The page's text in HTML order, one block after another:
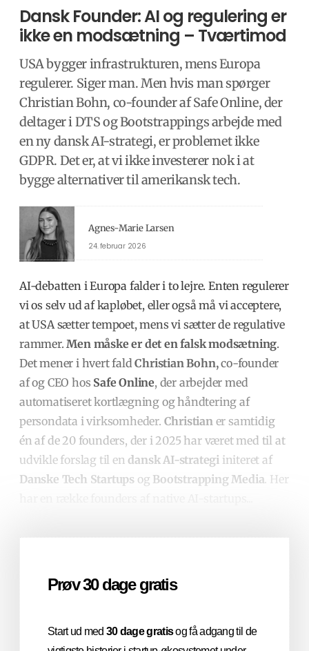
Dansk Founder: AI og regulering er
ikke en modsætning – Tværtimod
USA bygger infrastrukturen, mens Europa
regulerer. Siger man. Men hvis man spørger
Christian Bohn, co-founder af Safe Online, der
deltager i DTS og Bootstrappings arbejde med
en ny dansk AI-strategi, er problemet ikke
GDPR. Det er, at vi ikke investerer nok i at
bygge alternativer til amerikansk tech.
Agnes-Marie Larsen
24. februar 2026
AI-debatten i Europa falder i to lejre. Enten regulerer
vi os selv ud af kapløbet, eller også må vi acceptere,
at USA sætter tempoet, mens vi sætter de regulative
rammer. Men måske er det en falsk modsætning.
Det mener i hvert fald Christian Bohn,co-founder
af og CEO hos Safe Online, der arbejder med
automatiseret kortlægning og håndtering af
persondata i virksomheder. Christian er samtidig
én af de 20 founders, der i 2025 har været med til at
udvikle forslag til en dansk AI-strategi initeret af
Danske Tech Startups og Bootstrapping Media. Her
Prøv 30 dage gratis
Start ud med 30 dage gratisog få adgang til de